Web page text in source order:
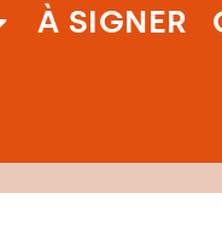
À SIGNER